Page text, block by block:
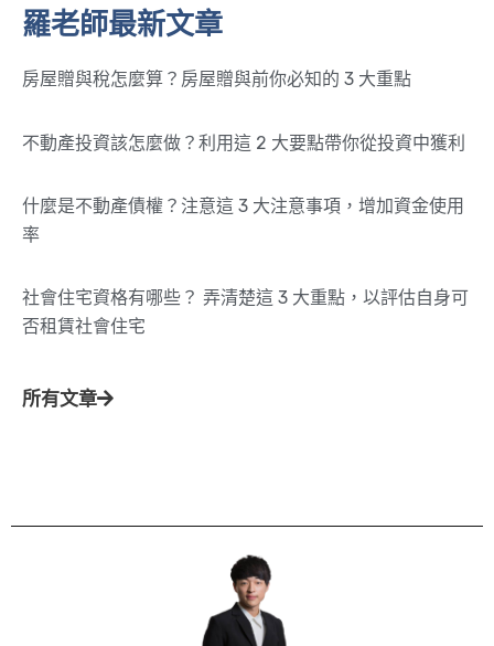
羅老師最新文章
房屋贈與稅怎麼算？房屋贈與前你必知的 3 大重點
不動產投資該怎麼做？利用這 2 大要點帶你從投資中獲利
什麼是不動產債權？注意這 3 大注意事項，增加資金使用
率
社會住宅資格有哪些？ 弄清楚這 3 大重點，以評估自身可
否租賃社會住宅
所有文章